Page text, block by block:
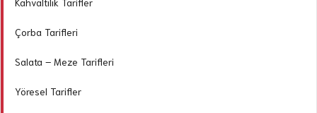
Çorba Tarifleri
Salata – Meze Tarifleri
Yöresel Tarifler